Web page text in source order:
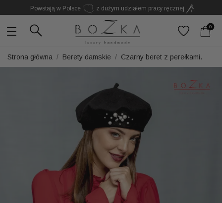
Powstają w Polsce z dużym udziałem pracy ręcznej
Twój znak rozpoznawczy. Nie kolejny dodatek 0
Strona główna Berety damskie Czarny beret z perełkami.